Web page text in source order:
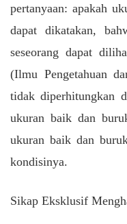
pertanyaan: apakah
dapat dikatakan,
seseorang dapat
(Ilmu Pengetahuan
tidak diperhitungkan
ukuran baik dan
ukuran baik dan
kondisinya.
Sikap Eksklusif